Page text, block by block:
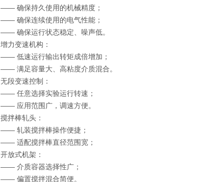
—— 确保持久使用的机械精度；
—— 确保连续使用的电气性能；
—— 确保运行状态稳定、噪声低。
增力变速机构：
—— 低速运行输出转矩成倍增加；
—— 满足容量大、高粘度介质混合。
无段变速控制：
—— 任意选择实验运行转速；
—— 应用范围广，调速方便。
搅拌棒轧头：
—— 轧装搅拌棒操作便捷；
—— 适配搅拌棒直径范围宽；
开放式机架：
—— 介质容器选择性广；
—— 偏置搅拌混合简便。